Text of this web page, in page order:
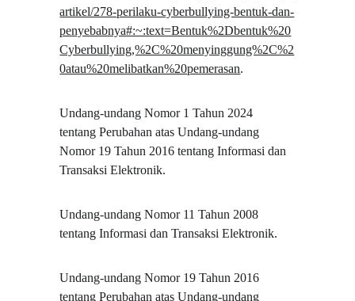
artikel/278-perilaku-cyberbullying-bentuk-dan-
penyebabnya#:~:text=Bentuk%2Dbentuk%20
Cyberbullying,%2C%20menyinggung%2C%2
0atau%20melibatkan%20pemerasan.
Undang-undang Nomor 1 Tahun 2024
tentang Perubahan atas Undang-undang
Nomor 19 Tahun 2016 tentang Informasi dan
Transaksi Elektronik.
Undang-undang Nomor 11 Tahun 2008
tentang Informasi dan Transaksi Elektronik.
Undang-undang Nomor 19 Tahun 2016
tentang Perubahan atas Undang-undang